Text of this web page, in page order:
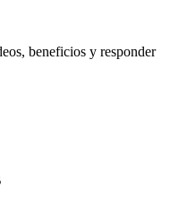
beneficios y responder